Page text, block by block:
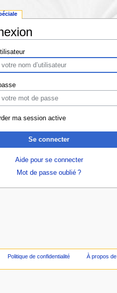
ma session active
Se connecter
Aide pour se connecter
Mot de passe oublié ?
Politique de confidentialité À propos